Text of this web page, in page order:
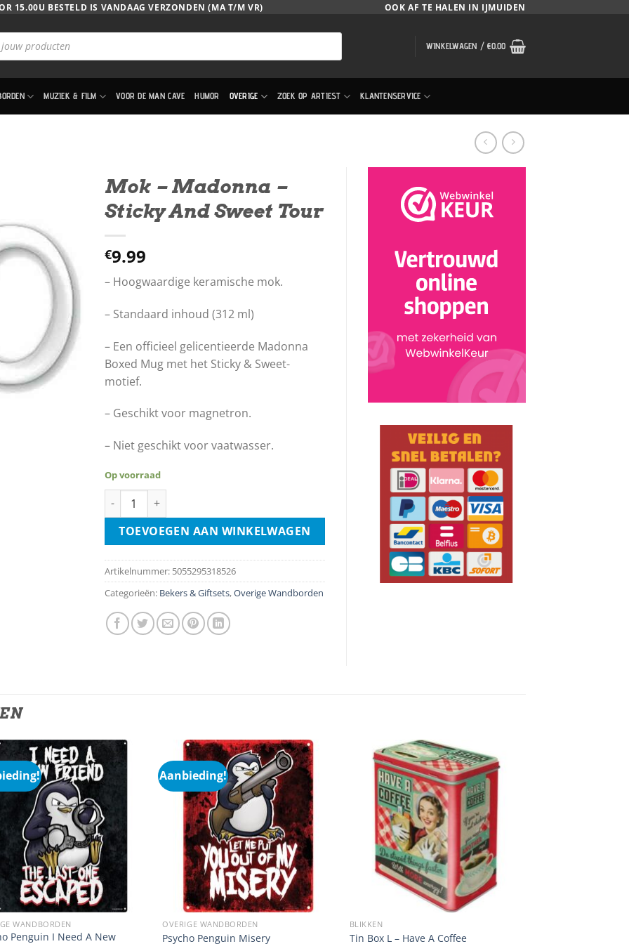
15.00U BESTELD IS VANDAAG VERZONDEN (MA T/M VR) OOK AF TE HALEN IN IJMUIDEN
WINKELWAGEN /€0.00
MUZIEK & FILM VOOR DE MAN CAVE HUMOR OVERIGE ZOEK OP ARTIEST KLANTENSERVICE
Mok – Madonna –
Sticky And Sweet Tour
€9.99
– Hoogwaardige keramische mok.
– Standaard inhoud (312 ml)
– Een officieel gelicentieerde Madonna
Boxed Mug met het Sticky & Sweet-
motief.
– Geschikt voor magnetron.
– Niet geschikt voor vaatwasser.
Op voorraad
Mok - Madonna - Sticky And Sweet Tour aantal
TOEVOEGEN AAN WINKELWAGEN
Artikelnummer: 5055295318526
Categorieën: Bekers & Giftsets,Overige Wandborden
WANDBORDEN
Penguin I Need A New
Aanbieding!
OVERIGE WANDBORDEN
Psycho Penguin Misery
BLIKKEN
Tin Box L – Have A Coffee